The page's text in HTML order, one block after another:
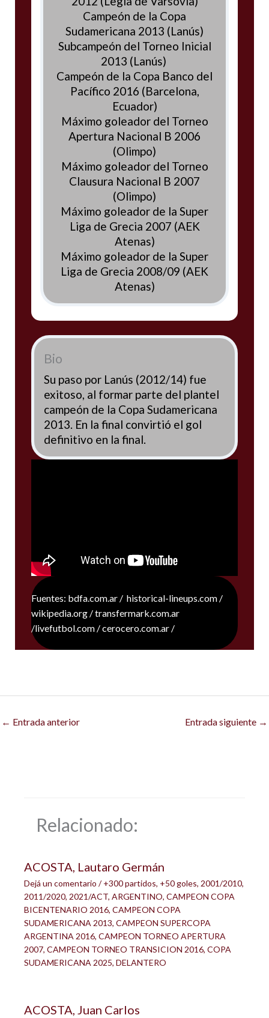
Campeón de la Copa
Sudamericana 2013 (Lanús)
Subcampeón del Torneo Inicial
2013 (Lanús)
Campeón de la Copa Banco del
Pacífico 2016 (Barcelona,
Ecuador)
Máximo goleador del Torneo
Apertura Nacional B 2006
(Olimpo)
Máximo goleador del Torneo
Clausura Nacional B 2007
(Olimpo)
Máximo goleador de la Super
Liga de Grecia 2007 (AEK
Atenas)
Máximo goleador de la Super
Liga de Grecia 2008/09 (AEK
Atenas)
Bio
Su paso por Lanús (2012/14) fue
exitoso, al formar parte del plantel
campeón de la Copa Sudamericana
2013. En la final convirtió el gol
definitivo en la final.
Fuentes: bdfa.com.ar / historical-lineups.com /
wikipedia.org / transfermark.com.ar
/livefutbol.com / cerocero.com.ar /
← Entrada anterior Entrada siguiente →
Relacionado:
ACOSTA, Lautaro Germán
Dejá un comentario /+300 partidos, +50 goles, 2001/2010,
2011/2020, 2021/ACT, ARGENTINO, CAMPEON COPA
BICENTENARIO 2016, CAMPEON COPA
SUDAMERICANA 2013, CAMPEON SUPERCOPA
ARGENTINA 2016, CAMPEON TORNEO APERTURA
2007, CAMPEON TORNEO TRANSICION 2016, COPA
SUDAMERICANA 2025, DELANTERO
ACOSTA, Juan Carlos